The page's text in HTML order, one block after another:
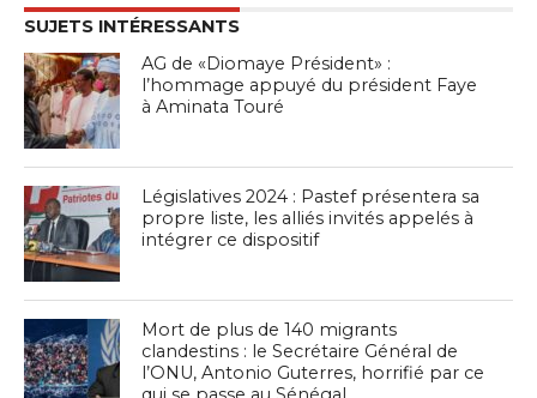
SUJETS INTÉRESSANTS
AG de «Diomaye Président» :
l’hommage appuyé du président Faye
à Aminata Touré
Législatives 2024 : Pastef présentera sa
propre liste, les alliés invités appelés à
intégrer ce dispositif
Mort de plus de 140 migrants
clandestins : le Secrétaire Général de
l’ONU, Antonio Guterres, horrifié par ce